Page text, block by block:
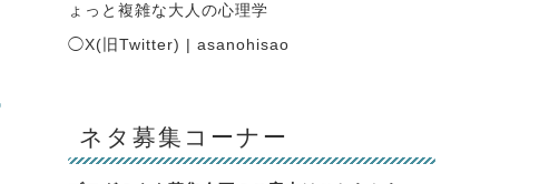
ょっと複雑な大人の心理学
◯X(旧Twitter) | asanohisao
ネタ募集コーナー